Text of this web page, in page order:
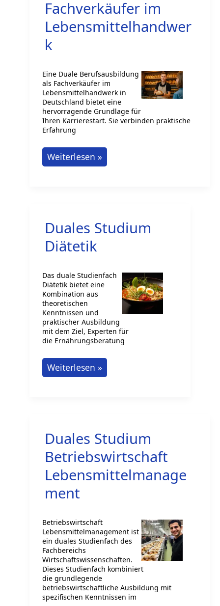
Fachverkäufer im
Lebensmittelhandwer
k
Eine Duale Berufsausbildung
als Fachverkäufer im
Lebensmittelhandwerk in
Deutschland bietet eine
hervorragende Grundlage für
Ihren Karrierestart. Sie verbinden praktische
Erfahrung
Duale
Berufsausbildung
Lebensmittelhandwerk
Weiterlesen »
Duales Studium
Diätetik
Das duale Studienfach
Diätetik bietet eine
Kombination aus
theoretischen
Kenntnissen und
praktischer Ausbildung
mit dem Ziel, Experten für
die Ernährungsberatung
Duales
Studium
Weiterlesen »
Duales Studium
Betriebswirtschaft
Lebensmittelmanage
ment
Betriebswirtschaft
Lebensmittelmanagement ist
ein duales Studienfach des
Fachbereichs
Wirtschaftswissenschaften.
Dieses Studienfach kombiniert
die grundlegende
betriebswirtschaftliche Ausbildung mit
spezifischen Kenntnissen im